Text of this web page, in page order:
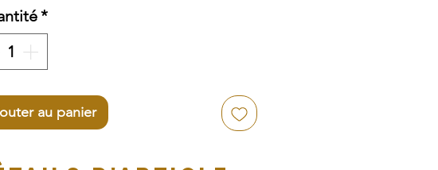
*
au panier